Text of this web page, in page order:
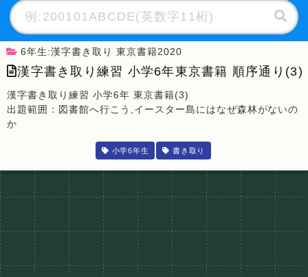
6年生:漢字書き取り 東京書籍2020
漢字書き取り練習 小学6年東京書籍 順序通り(3)
漢字書き取り練習 小学6年 東京書籍(3)
出題範囲：図書館へ行こう,イースター島にはなぜ森林がないの
か
小学6年生 書き取り